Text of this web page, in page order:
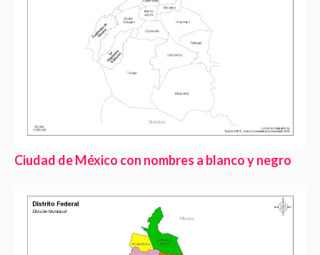
Ciudad de México con nombres a blanco y negro